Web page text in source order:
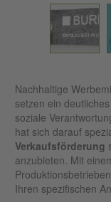
Nachhaltige
setzen ein
soziale
hat sich darauf
Verkaufsförderung
anzubieten. Mit
Ihren spezifischen